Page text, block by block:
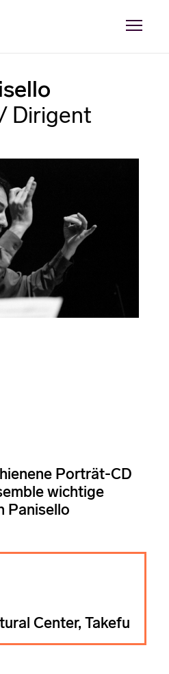
Dirigent
Porträt-CD
wichtige
Panisello
Center, Takefu